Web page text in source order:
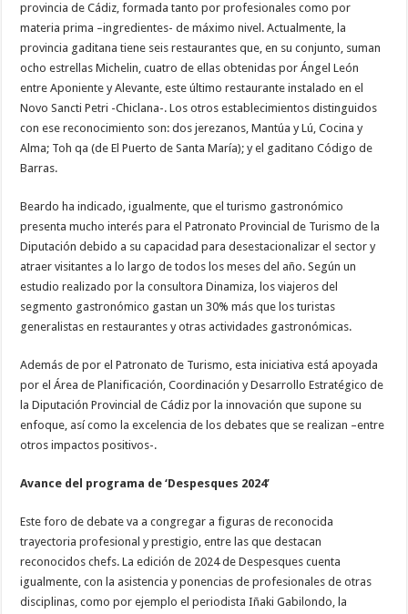
provincia de Cádiz, formada tanto por profesionales como por
materia prima –ingredientes- de máximo nivel. Actualmente, la
provincia gaditana tiene seis restaurantes que, en su conjunto, suman
ocho estrellas Michelin, cuatro de ellas obtenidas por Ángel León
entre Aponiente y Alevante, este último restaurante instalado en el
Novo Sancti Petri -Chiclana-. Los otros establecimientos distinguidos
con ese reconocimiento son: dos jerezanos, Mantúa y Lú, Cocina y
Alma; Toh qa (de El Puerto de Santa María); y el gaditano Código de
Barras.
Beardo ha indicado, igualmente, que el turismo gastronómico
presenta mucho interés para el Patronato Provincial de Turismo de la
Diputación debido a su capacidad para desestacionalizar el sector y
atraer visitantes a lo largo de todos los meses del año. Según un
estudio realizado por la consultora Dinamiza, los viajeros del
segmento gastronómico gastan un 30% más que los turistas
generalistas en restaurantes y otras actividades gastronómicas.
Además de por el Patronato de Turismo, esta iniciativa está apoyada
por el Área de Planificación, Coordinación y Desarrollo Estratégico de
la Diputación Provincial de Cádiz por la innovación que supone su
enfoque, así como la excelencia de los debates que se realizan –entre
otros impactos positivos-.
Avance del programa de ‘Despesques 2024’
Este foro de debate va a congregar a figuras de reconocida
trayectoria profesional y prestigio, entre las que destacan
reconocidos chefs. La edición de 2024 de Despesques cuenta
igualmente, con la asistencia y ponencias de profesionales de otras
disciplinas, como por ejemplo el periodista Iñaki Gabilondo, la